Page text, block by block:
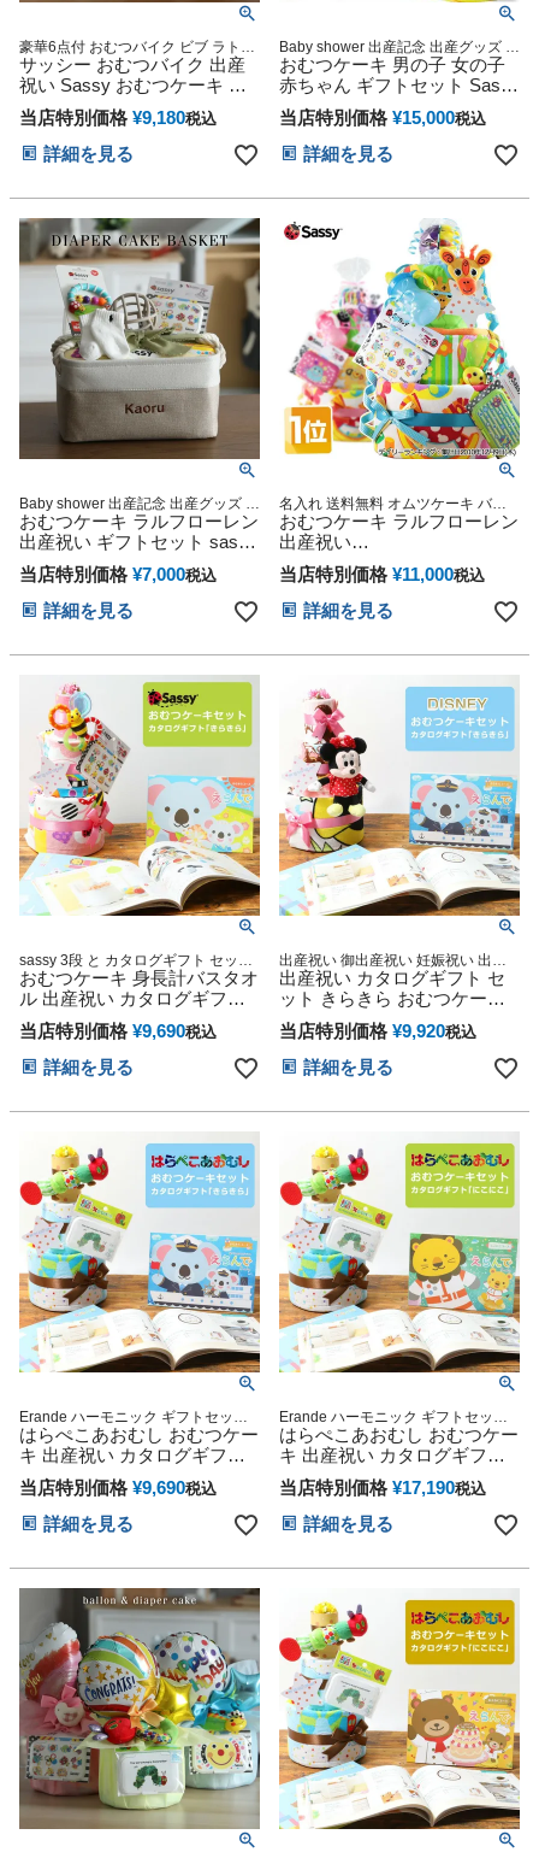
豪華6点付 おむつバイク ビブ ラトル
タオル マグ オムツケーキ メリーズ
パンパース 出産祝い 妊娠祝い
サッシー おむつバイク 出産
祝い Sassy おむつケーキ 男
の子 女の子 送料無料 思い出
赤ちゃん 子供 出産 マタニテ
ィ マタニティフォト パパ マ
マ ベイビー お父さん お母さ
供の日 ギフトセット 人気 端
午の節句 ひな祭り
当店特別価格 ¥9,180税込
詳細を見る
Baby shower 出産記念 出産グッズ 出
産祝い
おむつケーキ 男の子 女の子
赤ちゃん ギフトセット Sassy
サッシー DX 3段 豪華 11点 思
い出 赤ちゃん 子供 出産 マタ
ニティ フォト パパ ママ ベイ
ビー お父さん お母さん クリ
ギフトセット 人気 端午の節
句 ひな祭り 男の子 女の子
当店特別価格 ¥15,000税込
詳細を見る
Baby shower 出産記念 出産グッズ マ
タニティ 妊婦ママ 御出産祝い 妊娠
祝い 誕生日祝い ハーフバースデー
おむつケーキ ラルフローレン
出産祝い ギフトセット sassy
サッシー バスケット ボック
ス ストッカー ストレージ
POLO RALPH LAUREN くす
みカラー ベビー ソックス 赤
五三 初節句 子供の日 ギフト
セット 人気 端午の節句 ひな
祭り 男の子 女の子
当店特別価格 ¥7,000税込
詳細を見る
名入れ 送料無料 オムツケーキ バス
タオル 歯固め ギフト メリーズ パン
パース 1歳 誕生日 出産祝い おむつケ
ーキ 妊娠祝い プレゼント
おむつケーキ ラルフローレン
出産祝い
POLORALPHLAUREN ベビ
ーソックス Sassy 身長計バス
タオル 今治タオル 3段 サッシ
ー 名入れ 男の子 女の子 思い
さん クリスマス ハロウィン
バレンタイン 七五三 初節句
子供の日 ギフトセット 人気
端午の節句 ひな祭り
当店特別価格 ¥11,000税込
詳細を見る
sassy 3段 と カタログギフト セット
出産祝い
おむつケーキ 身長計バスタオ
ル 出産祝い カタログギフト
えらんで きらきら ハーモニ
ック
当店特別価格 ¥9,690税込
詳細を見る
出産祝い 御出産祝い 妊娠祝い 出産
記念 赤ちゃん 男の子 女の子
出産祝い カタログギフト セ
ット きらきら おむつケーキ
ディズニー 思い出 赤ちゃん
子供 出産 マタニティ マタニ
ティフォト パパ ママ ベイビ
ー お父さん お母さん クリス
フトセット 人気 端午の節句
ひな祭り
当店特別価格 ¥9,920税込
詳細を見る
Erande ハーモニック ギフトセット
プレゼント ラッピング メッセージカ
ード
はらぺこあおむし おむつケー
キ 出産祝い カタログギフト
えらんで きらきら セット 思
い出 赤ちゃん 子供 出産 マタ
ニティ フォト パパ ママ ベイ
ビー お父さん お母さん クリ
ギフトセット 人気 端午の節
句 ひな祭り 男の子 女の子
当店特別価格 ¥9,690税込
詳細を見る
Erande ハーモニック ギフトセット
プレゼント ラッピング メッセージカ
ード
はらぺこあおむし おむつケー
キ 出産祝い カタログギフト
えらんで にこにこ セット 思
い出 赤ちゃん 子供 出産 マタ
ニティ フォト パパ ママ ベイ
ビー お父さん お母さん クリ
ギフトセット 人気 端午の節
句 ひな祭り 男の子 女の子
当店特別価格 ¥17,190税込
詳細を見る